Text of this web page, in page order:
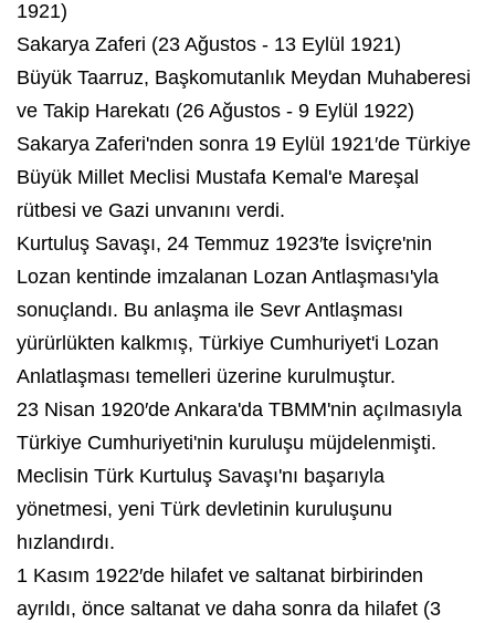
1921)
Sakarya Zaferi (23 Ağustos - 13 Eylül 1921)
Büyük Taarruz, Başkomutanlık Meydan Muhaberesi
ve Takip Harekatı (26 Ağustos - 9 Eylül 1922)
Sakarya Zaferi'nden sonra 19 Eylül 1921′de Türkiye
Büyük Millet Meclisi Mustafa Kemal'e Mareşal
rütbesi ve Gazi unvanını verdi.
Kurtuluş Savaşı, 24 Temmuz 1923′te İsviçre'nin
Lozan kentinde imzalanan Lozan Antlaşması'yla
sonuçlandı. Bu anlaşma ile Sevr Antlaşması
yürürlükten kalkmış, Türkiye Cumhuriyet'i Lozan
Anlatlaşması temelleri üzerine kurulmuştur.
23 Nisan 1920′de Ankara'da TBMM'nin açılmasıyla
Türkiye Cumhuriyeti'nin kuruluşu müjdelenmişti.
Meclisin Türk Kurtuluş Savaşı'nı başarıyla
yönetmesi, yeni Türk devletinin kuruluşunu
hızlandırdı.
1 Kasım 1922′de hilafet ve saltanat birbirinden
ayrıldı, önce saltanat ve daha sonra da hilafet (3